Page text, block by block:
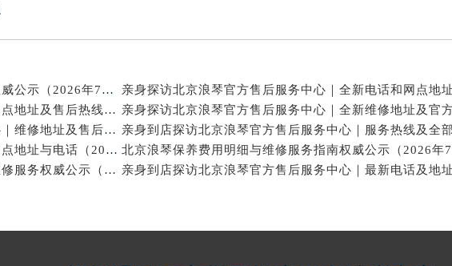
北京浪琴官方维修电话与售后保养服务权威公示（2026年7月最新）
亲身探访北京浪琴官方售后服务中心｜网点地址及售后热线（2026年7月最新）
亲身到店探访北京浪琴官方售后服务中心｜维修地址及售后服务热线（2026年7月最新）
亲身探访北京浪琴官方售后服务中心｜网点地址与电话（2026年7月最新）
北京浪琴保养维修中心专业手表保养与维修服务权威公示（2026年7月最新）